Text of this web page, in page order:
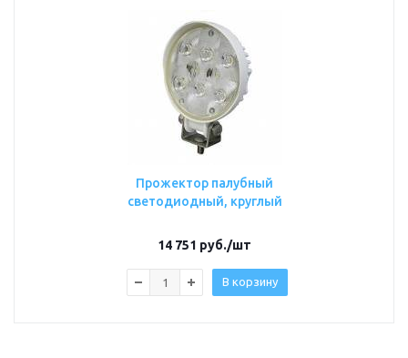
Прожектор палубный
светодиодный, круглый
14 751 руб./шт
В корзину